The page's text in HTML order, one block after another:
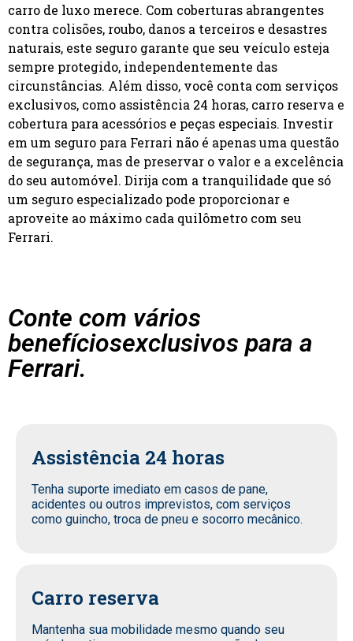
carro de luxo merece. Com coberturas abrangentes
contra colisões, roubo, danos a terceiros e desastres
naturais, este seguro garante que seu veículo esteja
sempre protegido, independentemente das
circunstâncias. Além disso, você conta com serviços
exclusivos, como assistência 24 horas, carro reserva e
cobertura para acessórios e peças especiais. Investir
em um seguro para Ferrari não é apenas uma questão
de segurança, mas de preservar o valor e a excelência
do seu automóvel. Dirija com a tranquilidade que só
um seguro especializado pode proporcionar e
aproveite ao máximo cada quilômetro com seu
Ferrari.
Conte com vários
benefíciosexclusivos para a
Ferrari.
Assistência 24 horas
Tenha suporte imediato em casos de pane,
acidentes ou outros imprevistos, com serviços
como guincho, troca de pneu e socorro mecânico.
Carro reserva
Mantenha sua mobilidade mesmo quando seu